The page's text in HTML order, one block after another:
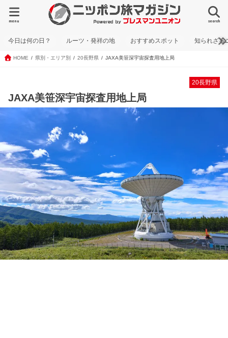
search
menu
今日は何の日？ ルーツ・発祥の地 おすすめスポット 知られざる
HOME 県別・エリア別 20長野県 JAXA美笹深宇宙探査用地上局
20長野県
JAXA美笹深宇宙探査用地上局